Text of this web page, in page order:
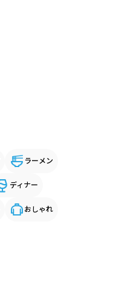
ラーメン
ディナー
おしゃれ